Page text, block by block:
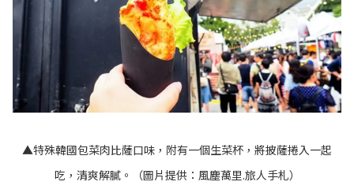
▲特殊韓國包菜肉比薩口味，附有一個生菜杯，將披薩捲入一起
吃，清爽解膩。（圖片提供：風塵萬里.旅人手札）